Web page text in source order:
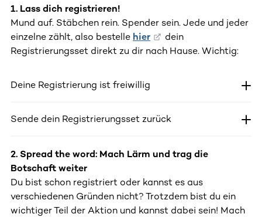
1. Lass dich registrieren!
Mund auf. Stäbchen rein. Spender sein. Jede und jeder
einzelne zählt, also bestelle hier
dein
Registrierungsset direkt zu dir nach Hause. Wichtig:
Deine Registrierung ist freiwillig
Sende dein Registrierungsset zurück
2. Spread the word: Mach Lärm und trag die
Botschaft weiter
Du bist schon registriert oder kannst es aus
verschiedenen Gründen nicht? Trotzdem bist du ein
wichtiger Teil der Aktion und kannst dabei sein! Mach